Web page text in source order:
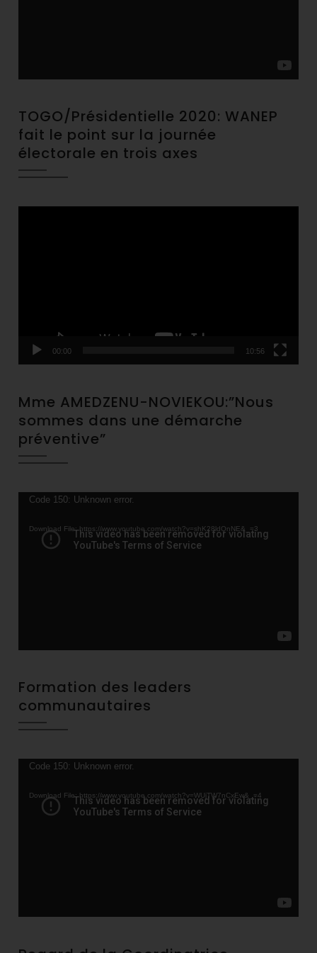
TOGO/Présidentielle 2020: WANEP
fait le point sur la journée
électorale en trois axes
00:00 10:56
Mme AMEDZENU-NOVIEKOU:”Nous
sommes dans une démarche
préventive”
Video
Code 150: Unknown error.
Download File: https://www.youtube.com/watch?v=shK28ldQnNE&_=3
Formation des leaders
communautaires
Video
Code 150: Unknown error.
Download File: https://www.youtube.com/watch?v=WUjTW7nCxEw&_=4